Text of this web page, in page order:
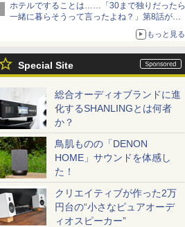
ホテルですることは……「30まで独りだったら
一緒に暮らそうって言ったよね？」第8話が無
もっと見る
Special Site
総合オーディオブランドに進
化するSHANLINGとは何者
か？
鳥肌ものの「DENON
HOME」サウンドを体感し
た！
クリエイティブが作った2万
円台の“小さなピュアオーデ
ィオスピーカー”